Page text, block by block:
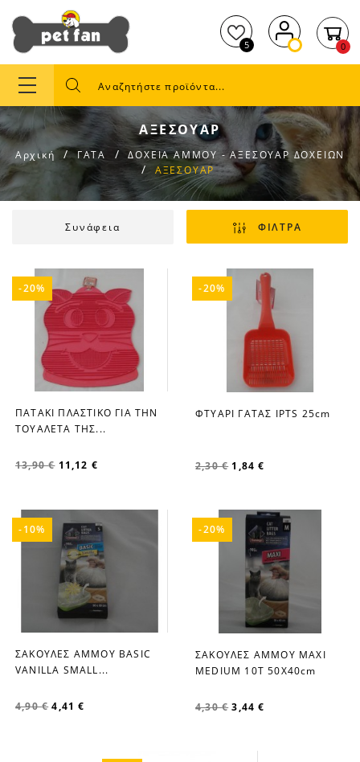
5 0
ΑΞΕΣΟΥΑΡ
Αρχική ΓΑΤΑ
ΔΟΧΕΙΑ ΑΜΜΟΥ - ΑΞΕΣΟΥΑΡ ΔΟΧΕΙΩΝ
ΑΞΕΣΟΥΑΡ
Συνάφεια ΦΙΛΤΡΑ
favorite_border
ΠΑΤΑΚΙ ΠΛΑΣΤΙΚΟ ΓΙΑ ΤΗΝ
ΤΟΥΑΛΕΤΑ ΤΗΣ...
13,90 € 11,12 €
-20%
favorite_border
ΦΤΥΑΡΙ ΓΑΤΑΣ IPTS 25cm
2,30 € 1,84 €
-20%
favorite_border
ΣΑΚΟΥΛΕΣ ΑΜΜΟΥ BASIC
VANILLA SMALL...
4,90 € 4,41 €
-10%
favorite_border
ΣΑΚΟΥΛΕΣ ΑΜΜΟΥ MAXI
MEDIUM 10Τ 50X40cm
4,30 € 3,44 €
-20%